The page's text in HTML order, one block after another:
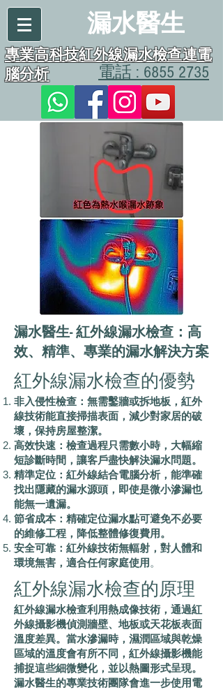
漏水醫生
電話 : 6855 2735
專業高科技紅外線漏水檢查連電
腦分析
漏水醫生- 紅外線漏水檢查：高
效、精準、專業的漏水解決方案
紅外線漏水檢查的優勢
非入侵性檢查：無需鑿牆或拆地板，紅外
線技術能直接掃描表面，減少對家居的破
壞，保持房屋整潔。
高效快速：檢查過程只需數小時，大幅縮
短診斷時間，讓客戶盡快解決漏水問題。
精準定位：紅外線結合電腦分析，能準確
找出隱藏的漏水源頭，即使是微小滲漏也
能無一遺漏。
節省成本：精確定位漏水點可避免不必要
的維修工程，降低整體修復費用。
安全可靠：紅外線技術無輻射，對人體和
環境無害，適合任何家庭使用 。
紅外線漏水檢查的原理
紅外線漏水檢查利用熱成像技術，通過紅
外線攝影機偵測牆壁、地板或天花板表面
溫度差異。當水滲漏時，濕潤區域與乾燥
區域的溫度會有所不同，紅外線攝影機能
捕捉這些細微變化，並以熱圖形式呈現。
漏水醫生的專業技術團隊會進一步使用電